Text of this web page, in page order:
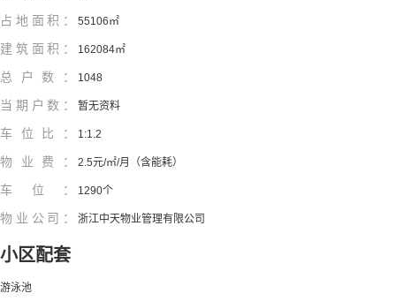
占地面积： 55106㎡
建筑面积： 162084㎡
总户数： 1048
当期户数： 暂无资料
车位比： 1:1.2
物业费： 2.5元/㎡/月（含能耗）
车位： 1290个
物业公司： 浙江中天物业管理有限公司
小区配套
游泳池